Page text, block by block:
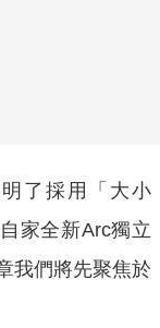
了採用「大小
家全新Arc獨立
我們將先聚焦於